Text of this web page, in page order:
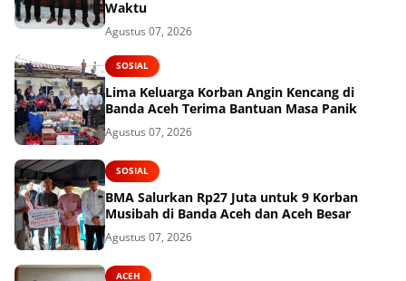
Waktu
Agustus 07, 2026
SOSIAL
Lima Keluarga Korban Angin Kencang di
Banda Aceh Terima Bantuan Masa Panik
Agustus 07, 2026
SOSIAL
BMA Salurkan Rp27 Juta untuk 9 Korban
Musibah di Banda Aceh dan Aceh Besar
Agustus 07, 2026
ACEH